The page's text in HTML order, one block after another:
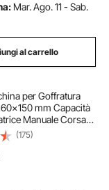
Mar. Ago. 11 - Sab.
al carrello
per Goffratura
mm Capacità
Manuale Corsa
mm Perforatrice
per Pelle Carta
Gomma Vari
(175)